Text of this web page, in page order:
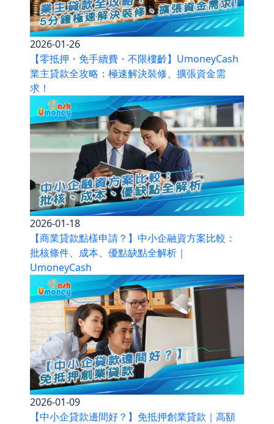
2026-01-26
【零抵押・免手續費・不限樓齡】UmoneyCash
業主貸款全攻略：極速解決裝修、擴張資金需
求！
2026-01-18
【商業貸款點樣申請？】中小企融資方案比較：
批核條件、成本、優點缺點全解析｜
UmoneyCash
2026-01-09
【中小企貸款邊間好？】免抵押創業貸款｜高額